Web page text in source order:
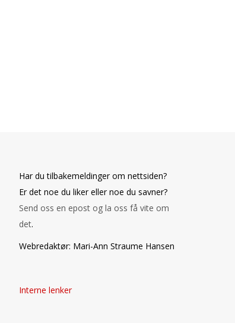
Har du tilbakemeldinger om nettsiden?
Er det noe du liker eller noe du savner?
Send oss en epost og la oss få vite om
det.
Webredaktør: Mari-Ann Straume Hansen
Interne lenker